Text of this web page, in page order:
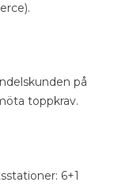
på
toppkrav.
6+1